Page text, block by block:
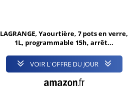
LAGRANGE, Yaourtière, 7 pots en verre,
1L, programmable 15h, arrêt...
VOIR L'OFFRE DU JOUR